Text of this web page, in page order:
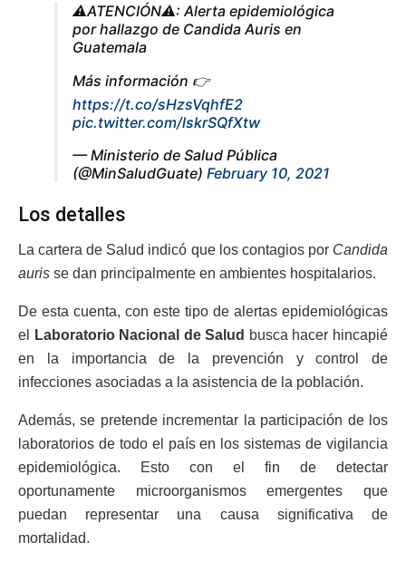
⚠️ATENCIÓN⚠️: Alerta epidemiológica
por hallazgo de Candida Auris en
Guatemala
Más información 👉
https://t.co/sHzsVqhfE2
pic.twitter.com/lskrSQfXtw
— Ministerio de Salud Pública
(@MinSaludGuate) February 10, 2021
Los detalles
La cartera de Salud indicó que los contagios por Candida
auris se dan principalmente en ambientes hospitalarios.
De esta cuenta, con este tipo de alertas epidemiológicas
el
Laboratorio Nacional de Salud busca hacer hincapié
en la importancia de la prevención y control de
infecciones asociadas a la asistencia de la población.
Además, se pretende incrementar la participación de los
laboratorios de todo el país en los sistemas de vigilancia
epidemiológica. Esto con el fin de detectar
oportunamente microorganismos emergentes que
puedan representar una causa significativa de
mortalidad.